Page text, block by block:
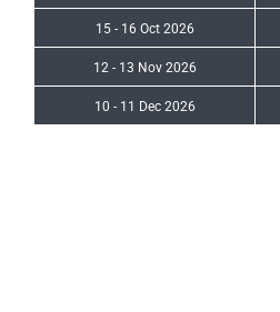
15 - 16 Oct 2026
12 - 13 Nov 2026
10 - 11 Dec 2026